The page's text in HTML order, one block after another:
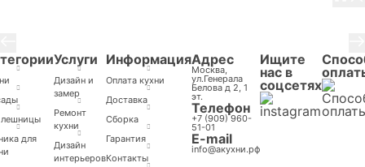
для
Услуги
Дизайн и
замер
Ремонт
кухни
Дизайн
интерьеров
Информация
Оплата кухни
Доставка
Cборка
Гарантия
Контакты
Адрес
Москва,
ул.Генерала
Белова д 2, 1
эт.
Телефон
+7 (909) 960-
51-01
E-mail
info@акухни.рф
Ищите
нас в
соцсетях